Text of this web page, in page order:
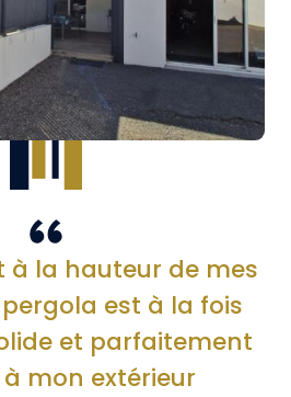
à la hauteur de mes
est à la fois
et parfaitement
mon extérieur